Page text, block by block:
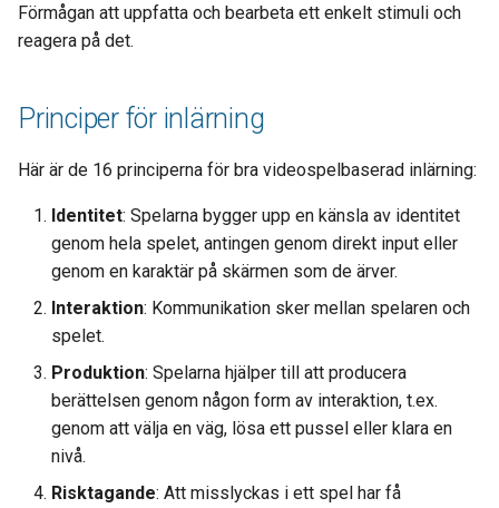
Förmågan att uppfatta och bearbeta ett enkelt stimuli och
reagera på det.
Principer för inlärning
Här är de 16 principerna för bra videospelbaserad inlärning:
Identitet: Spelarna bygger upp en känsla av identitet
genom hela spelet, antingen genom direkt input eller
genom en karaktär på skärmen som de ärver.
Interaktion: Kommunikation sker mellan spelaren och
spelet.
Produktion: Spelarna hjälper till att producera
berättelsen genom någon form av interaktion, t.ex.
genom att välja en väg, lösa ett pussel eller klara en
nivå.
Risktagande: Att misslyckas i ett spel har få